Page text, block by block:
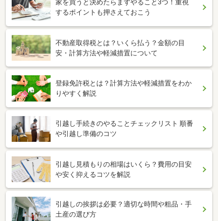
家を買うと決めたらまずやること3つ！重視
するポイントも押さえておこう
不動産取得税とは？いくら払う？金額の目
安・計算方法や軽減措置について
登録免許税とは？計算方法や軽減措置をわか
りやすく解説
引越し手続きのやることチェックリスト 順番
や引越し準備のコツ
引越し見積もりの相場はいくら？費用の目安
や安く抑えるコツを解説
引越しの挨拶は必要？適切な時間や粗品・手
土産の選び方